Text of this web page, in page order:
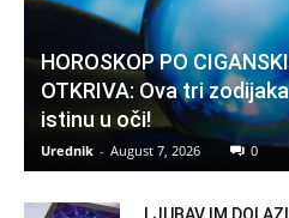
HOROSKOP PO
OTKRIVA: Ova tri
istinu u oči!
Urednik - August 7, 2026 0
LJUBAV IM